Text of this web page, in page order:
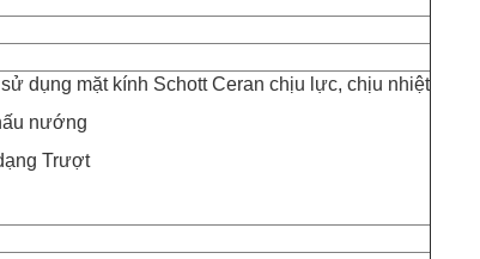
dụng mặt kính Schott Ceran chịu lực, chịu nhiệt
nướng
Trượt